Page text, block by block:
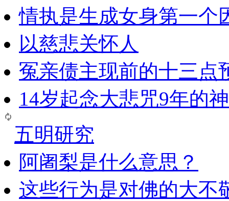
情执是生成女身第一个
以慈悲关怀人
冤亲债主现前的十三点
14岁起念大悲咒9年的
五明研究
阿阇梨是什么意思？
这些行为是对佛的大不